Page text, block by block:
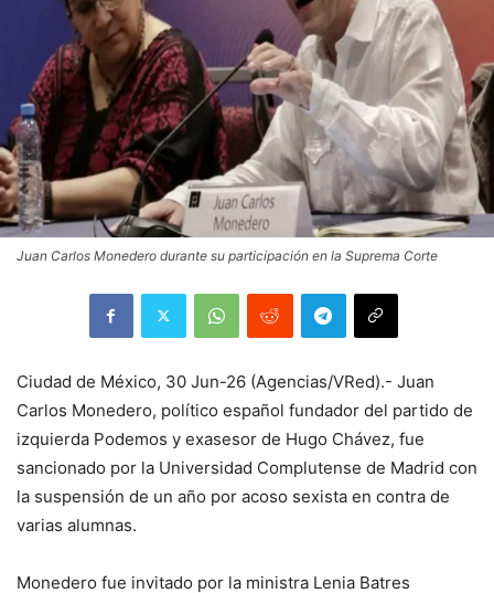
Juan Carlos Monedero durante su participación en la Suprema Corte
Ciudad de México, 30 Jun-26 (Agencias/VRed).- Juan
Carlos Monedero, político español fundador del partido de
izquierda Podemos y exasesor de Hugo Chávez, fue
sancionado por la Universidad Complutense de Madrid con
la suspensión de un año por acoso sexista en contra de
varias alumnas.
Monedero fue invitado por la ministra Lenia Batres